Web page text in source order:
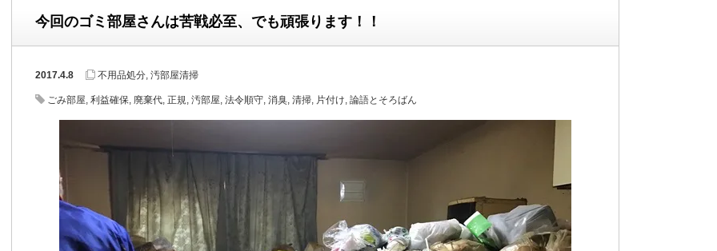
今回のゴミ部屋さんは苦戦必至、でも頑張ります！！
2017.4.8 不用品処分, 汚部屋清掃
ごみ部屋, 利益確保, 廃棄代, 正規, 汚部屋, 法令順守, 消臭, 清掃, 片付け, 論語とそろばん